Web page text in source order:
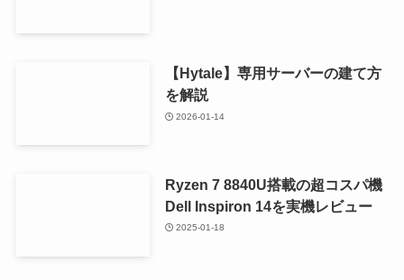
【Hytale】専用サーバーの建て方
を解説
2026-01-14
Ryzen 7 8840U搭載の超コスパ機
Dell Inspiron 14を実機レビュー
2025-01-18